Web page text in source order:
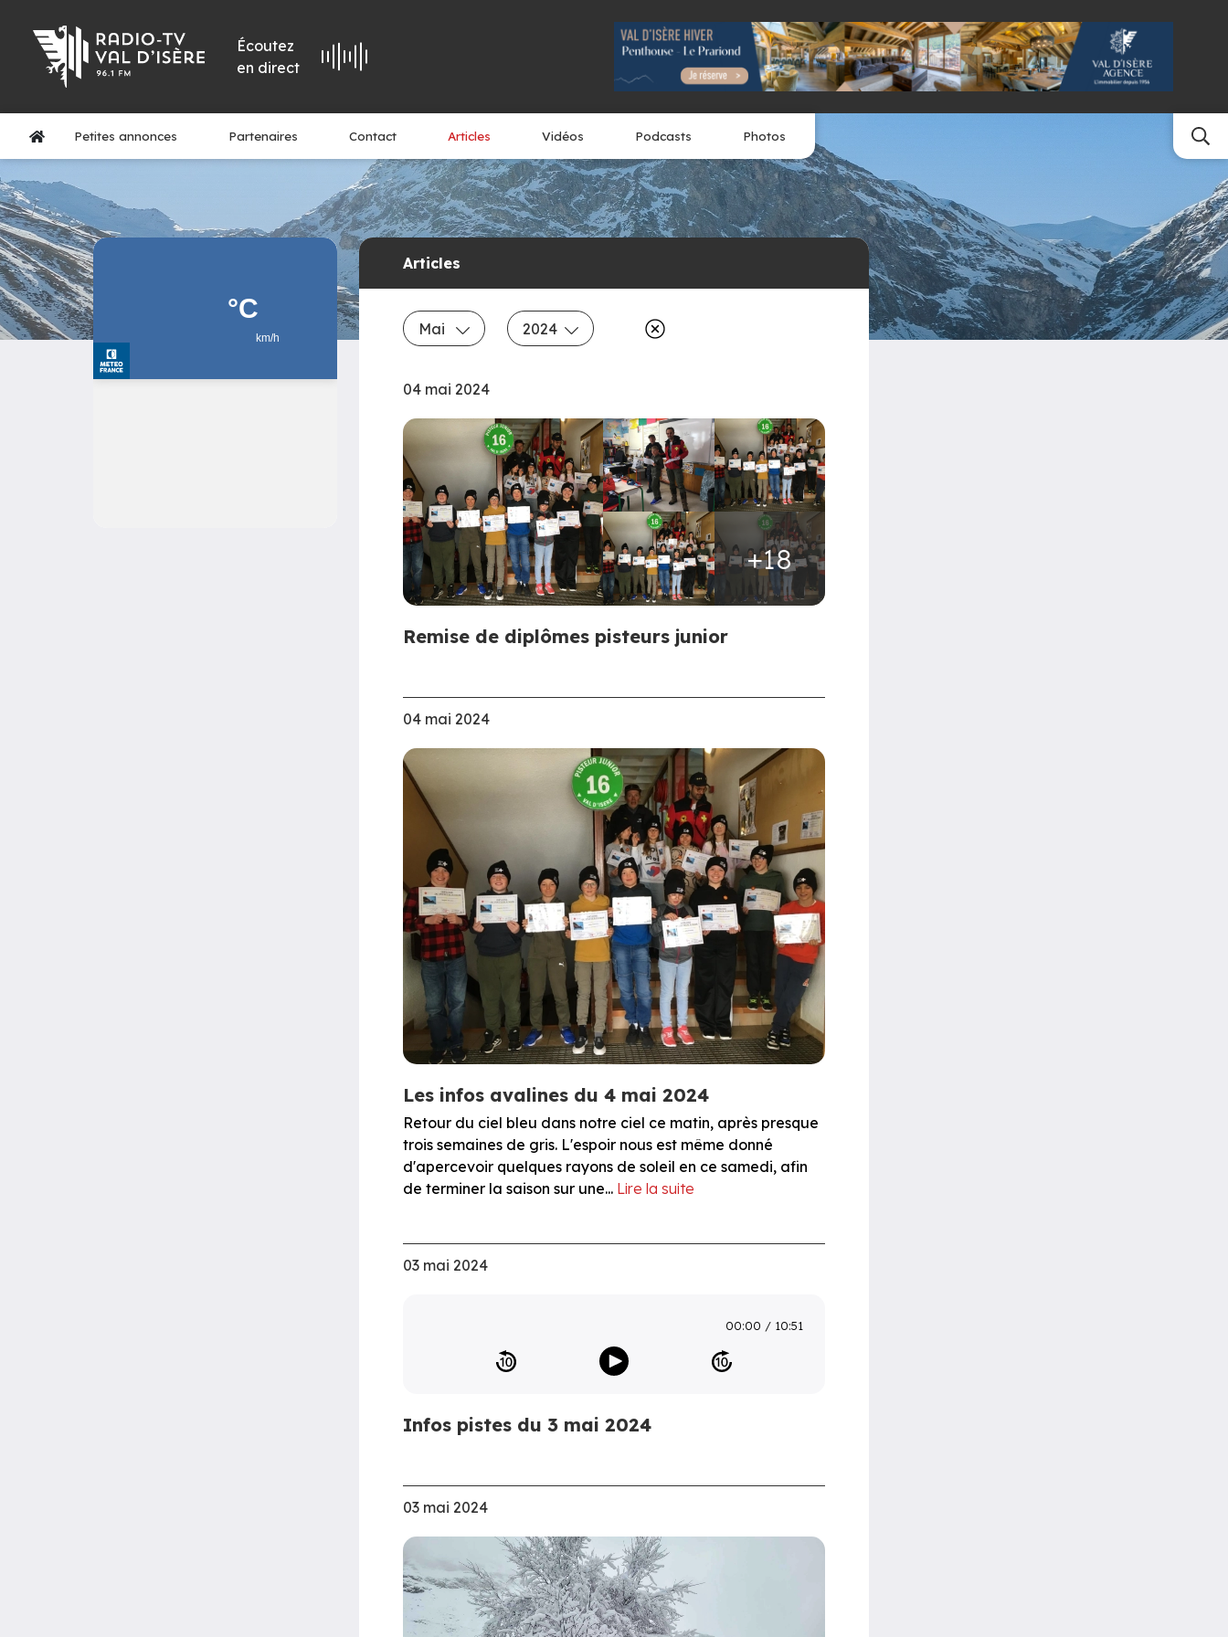
Écoutez
en direct
Petites annonces Partenaires Contact Articles Vidéos Podcasts Photos
Articles
Mai 2024
04 mai 2024
+18
Remise de diplômes pisteurs junior
04 mai 2024
Les infos avalines du 4 mai 2024
Retour du ciel bleu dans notre ciel ce matin, après presque
trois semaines de gris. L'espoir nous est même donné
d'apercevoir quelques rayons de soleil en ce samedi, afin
de terminer la saison sur une... Lire la suite
03 mai 2024
00:00 10:51
Infos pistes du 3 mai 2024
03 mai 2024